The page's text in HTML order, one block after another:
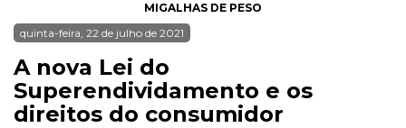
MIGALHAS DE PESO
quinta-feira, 22 de julho de 2021
A nova Lei do
Superendividamento e os
direitos do consumidor